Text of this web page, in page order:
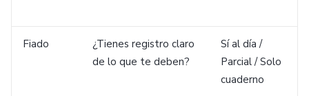
Fiado
¿Tienes registro claro
de lo que te deben?
Sí al día /
Parcial / Solo
cuaderno